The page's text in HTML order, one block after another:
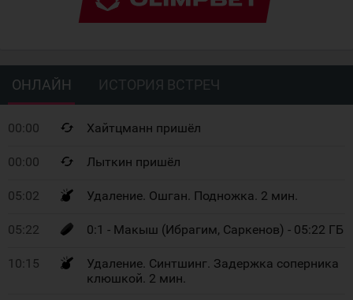
ОНЛАЙН ИСТОРИЯ ВСТРЕЧ
00:00 Хайтцманн пришёл
00:00 Лыткин пришёл
05:02 Удаление. Ошган. Подножка. 2 мин.
05:22 0:1 - Макыш (Ибрагим, Саркенов) - 05:22 ГБ
10:15
Удаление. Синтшинг. Задержка соперника
клюшкой. 2 мин.